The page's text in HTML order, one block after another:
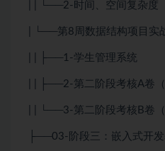
| | └──2-时间、空间复杂度
| └──第8周数据结构项目实
| | ├──1-学生管理系统
| | ├──2-第二阶段考核A卷（
| | └──3-第二阶段考核B卷（
├──03-阶段三：嵌入式开